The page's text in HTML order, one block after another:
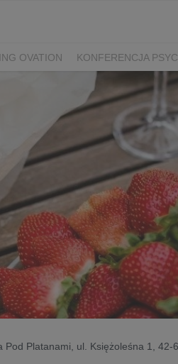
OVATION KONFERENCJA
PIWO RZEMIEŚLNICZE
WYBORY 2025 WYBORY 2024
Platanami, ul. Księżoleśna 1, 42-